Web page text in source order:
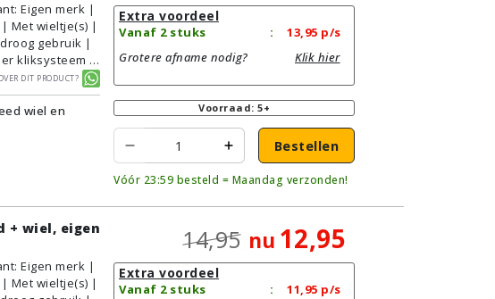
Eigen merk |
Met wieltje(s) |
gebruik |
kliksysteem |
vloertype:
dit product?
wiel en
Extra voordeel
Vanaf 2 stuks : 13,95 p/s
Grotere afname nodig?
Klik hier
Voorraad: 5+
Bestellen
Vóór 23:59 besteld = Maandag verzonden!
+ wiel, eigen
Eigen merk |
Met wieltje(s) |
14,95 nu 12,95
Extra voordeel
Vanaf 2 stuks : 11,95 p/s